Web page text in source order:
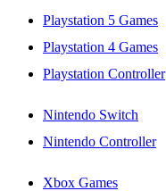
Playstation 5 Games
Playstation 4 Games
Playstation Controller
Nintendo Switch
Nintendo Controller
Xbox Games